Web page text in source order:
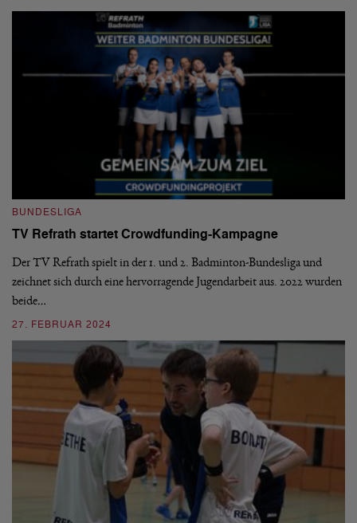
BUNDESLIGA
TV Refrath startet Crowdfunding-Kampagne
Der TV Refrath spielt in der 1. und 2. Badminton-Bundesliga und
zeichnet sich durch eine hervorragende Jugendarbeit aus. 2022 wurden
beide…
27. FEBRUAR 2024